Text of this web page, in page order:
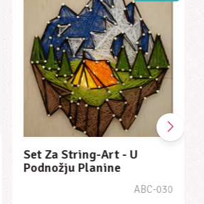
Set Za String-Art - U
Podnožju Planine
ABC-030